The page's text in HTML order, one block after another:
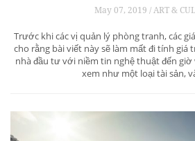
May 07, 2019 / ART &
Trước khi các vị quản lý phòng tranh, các
cho rằng bài viết này sẽ làm mất đi tính giá
nhà đầu tư với niềm tin nghệ thuật đến
xem như một loại tài sản,